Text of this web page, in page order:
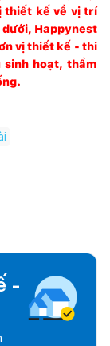
thiết kế về vị trí
dưới, Happynest
vị thiết kế - thi
sinh hoạt, thẩm
-